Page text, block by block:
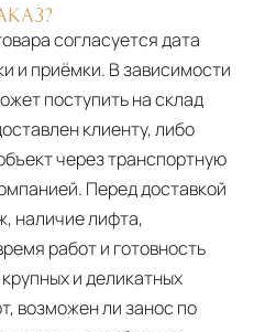
согласуется дата
и приёмки. В зависимости
поступить на склад
клиенту, либо
через транспортную
Перед доставкой
наличие лифта,
работ и готовность
и деликатных
возможен ли занос по